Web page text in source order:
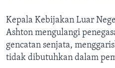
Kepala Kebijakan Luar
Ashton mengulangi
gencatan senjata,
tidak dibutuhkan dalam